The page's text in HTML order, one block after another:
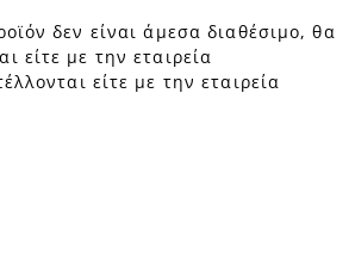
δεν είναι άμεσα διαθέσιμο, θα
είτε με την εταιρεία
είτε με την εταιρεία